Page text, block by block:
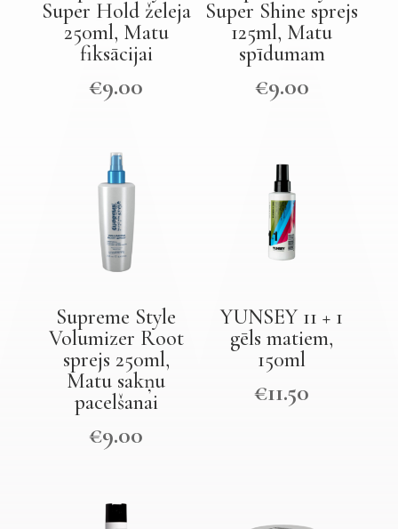
Super Hold želeja
250ml, Matu
fiksācijai
€9.00
Super Shine sprejs
125ml, Matu
spīdumam
€9.00
Supreme Style
Volumizer Root
sprejs 250ml,
Matu sakņu
pacelšanai
€9.00
YUNSEY 11 + 1
gēls matiem,
150ml
€11.50